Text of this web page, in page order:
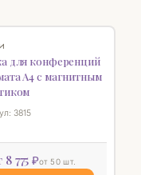
для конференций
А4 с магнитным
3815
8 775 ₽от 50 шт.